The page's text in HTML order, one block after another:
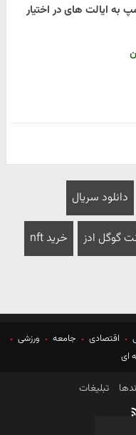
به ایالت های در اختیار
دانلود سریال
گوگل ادز خرید nft
اقتصادی جامعه
ورزشی
ای
تبلیغات